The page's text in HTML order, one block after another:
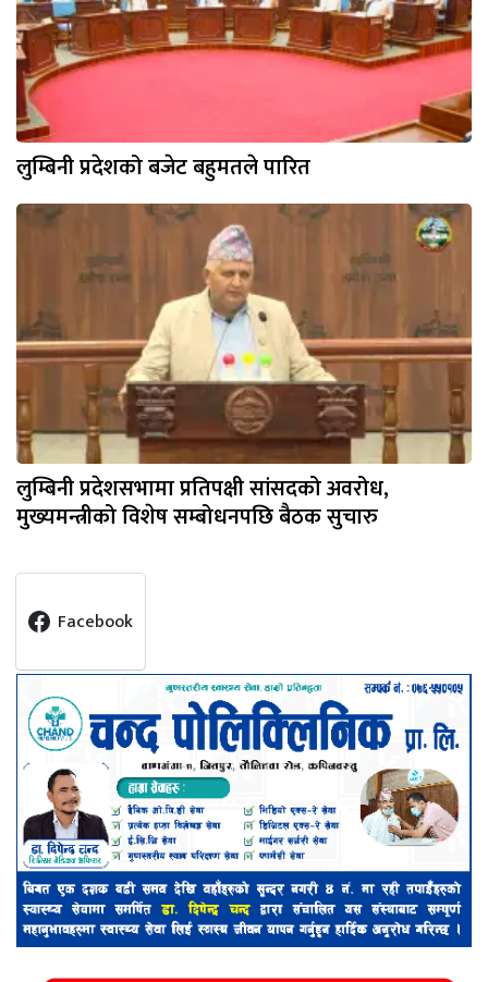
लुम्बिनी प्रदेशको बजेट बहुमतले पारित
लुम्बिनी प्रदेशसभामा प्रतिपक्षी सांसदको अवरोध,
मुख्यमन्त्रीको विशेष सम्बोधनपछि बैठक सुचारु
Facebook